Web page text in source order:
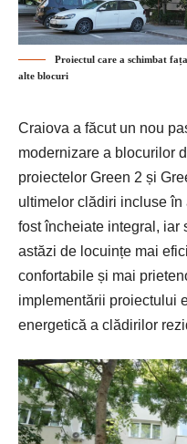
Proiectul care a schimbat
alte blocuri
Craiova a făcut un nou
modernizare a blocurilor
proiectelor Green 2 și
ultimelor clădiri incluse
fost încheiate integral, iar
astăzi de locuințe mai
confortabile și mai
implementării proiectului
energetică a clădirilor